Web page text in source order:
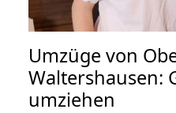
Umzüge von
Waltershausen:
umziehen